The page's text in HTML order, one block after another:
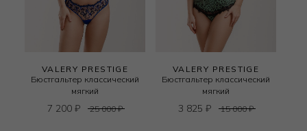
VALERY PRESTIGE
Бюстгальтер классический
мягкий
7 200 ₽ 25 000₽
VALERY PRESTIGE
Бюстгальтер классический
мягкий
3 825 ₽ 15 000₽